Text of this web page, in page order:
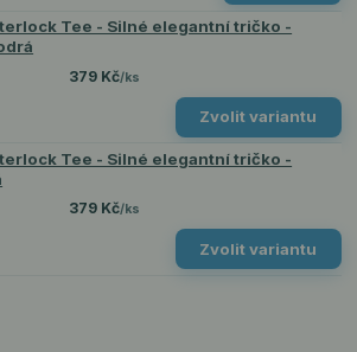
Tee - Silné elegantní tričko -
379 Kč/ks
Zvolit variantu
Tee - Silné elegantní tričko -
379 Kč/ks
Zvolit variantu